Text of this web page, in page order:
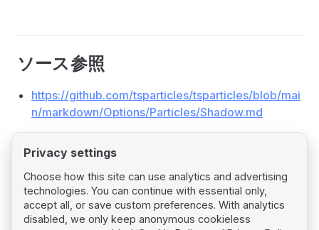
ソース参照
https://github.com/tsparticles/tsparticles/blob/mai
n/markdown/Options/Particles/Shadow.md
PagerPrevious page
Particles Rotate
Privacy settings
Choose how this site can use analytics and advertising
technologies. You can continue with essential only,
accept all, or save custom preferences. With analytics
disabled, we only keep anonymous cookieless